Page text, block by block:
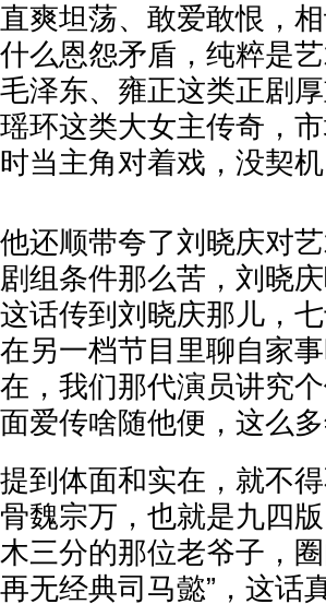
直爽坦荡、敢爱敢恨，
什么恩怨矛盾，纯粹是
毛泽东、雍正这类正剧
瑶环这类大女主传奇，
时当主角对着戏，没契
他还顺带夸了刘晓庆对
剧组条件那么苦，刘晓
这话传到刘晓庆那儿，
在另一档节目里聊自家
在，我们那代演员讲究
面爱传啥随他便，这么
提到体面和实在，就不
骨魏宗万，也就是九四
木三分的那位老爷子，
再无经典司马懿”，这话